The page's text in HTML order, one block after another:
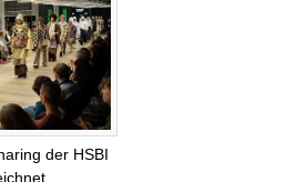
der HSBI